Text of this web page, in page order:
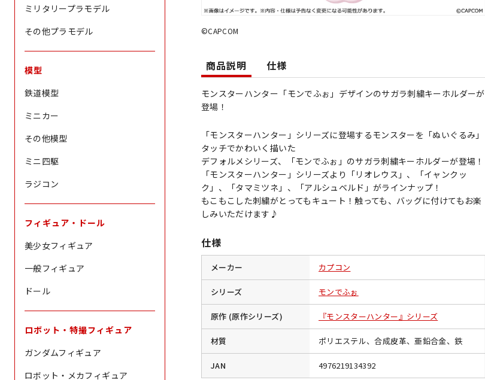
ミリタリープラモデル
その他プラモデル
模型
鉄道模型
ミニカー
その他模型
ミニ四駆
ラジコン
フィギュア・ドール
美少女フィギュア
一般フィギュア
ドール
ロボット・特撮フィギュア
ガンダムフィギュア
ロボット・メカフィギュア
©CAPCOM
商品説明 仕様
モンスターハンター「モンでふぉ」デザインのサガラ刺繍キーホルダーが
登場！
「モンスターハンター」シリーズに登場するモンスターを「ぬいぐるみ」
タッチでかわいく描いた
デフォルメシリーズ、「モンでふぉ」のサガラ刺繍キーホルダーが登場！
「モンスターハンター」シリーズより「リオレウス」、「イャンクッ
ク」、「タマミツネ」、「アルシュベルド」がラインナップ！
もこもこした刺繍がとってもキュート！触っても、バッグに付けてもお楽
しみいただけます♪
仕様
メーカー カプコン
シリーズ モンでふぉ
原作 (原作シリーズ) 『モンスターハンター』シリーズ
材質 ポリエステル、合成皮革、亜鉛合金、鉄
JAN 4976219134392